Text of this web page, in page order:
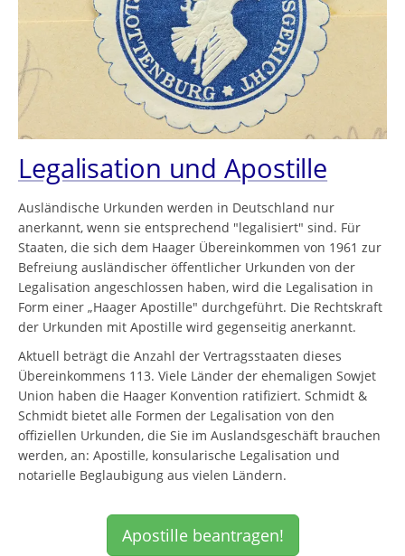
Legalisation und Apostille
Ausländische Urkunden werden in Deutschland nur
anerkannt, wenn sie entsprechend "legalisiert" sind. Für
Staaten, die sich dem Haager Übereinkommen von 1961 zur
Befreiung ausländischer öffentlicher Urkunden von der
Legalisation angeschlossen haben, wird die Legalisation in
Form einer „Haager Apostille" durchgeführt. Die Rechtskraft
der Urkunden mit Apostille wird gegenseitig anerkannt.
Aktuell beträgt die Anzahl der Vertragsstaaten dieses
Übereinkommens 113. Viele Länder der ehemaligen Sowjet
Union haben die Haager Konvention ratifiziert. Schmidt &
Schmidt bietet alle Formen der Legalisation von den
offiziellen Urkunden, die Sie im Auslandsgeschäft brauchen
werden, an: Apostille, konsularische Legalisation und
notarielle Beglaubigung aus vielen Ländern.
Apostille beantragen!